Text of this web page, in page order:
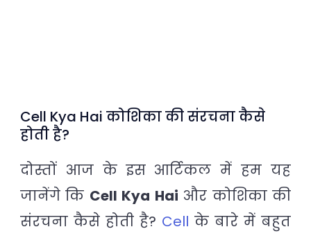
Cell Kya Hai कोशिका की संरचना कैसे
होती है?
दोस्तों आज के इस आर्टिकल में हम यह
जानेंगे कि Cell Kya Hai और कोशिका की
संरचना कैसे होती है? Cell के बारे में बहुत